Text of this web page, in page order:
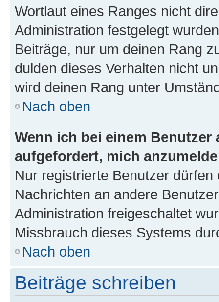
Wortlaut eines Ranges nicht
Administration festgelegt
Beiträge, nur um deinen Rang
dulden dieses Verhalten nicht
wird deinen Rang unter
Nach oben
Wenn ich bei einem
aufgefordert, mich
Nur registrierte Benutzer
Nachrichten an andere
Administration freigeschaltet
Missbrauch dieses Systems
Nach oben
Beiträge schreiben